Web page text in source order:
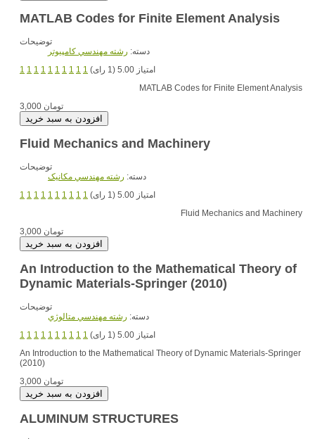
MATLAB Codes for Finite Element Analysis
توضیحات
دسته: رشته مهندسي کامپيوتر
1 1 1 1 1 1 1 1 1 1
امتیاز 5.00 (1 رای)
MATLAB Codes for Finite Element Analysis
3,000 تومان
Fluid Mechanics and Machinery
توضیحات
دسته: رشته مهندسي مکانيک
1 1 1 1 1 1 1 1 1 1
امتیاز 5.00 (1 رای)
Fluid Mechanics and Machinery
3,000 تومان
An Introduction to the Mathematical Theory of
Dynamic Materials-Springer (2010)
توضیحات
دسته: رشته مهندسي متالوژي
1 1 1 1 1 1 1 1 1 1
امتیاز 5.00 (1 رای)
An Introduction to the Mathematical Theory of Dynamic Materials-Springer
(2010)
3,000 تومان
ALUMINUM STRUCTURES